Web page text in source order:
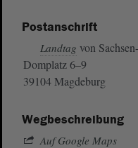
Postanschrift
Landtag von
Domplatz 6–9
39104 Magdeburg
Wegbeschreibung
Auf Google Maps